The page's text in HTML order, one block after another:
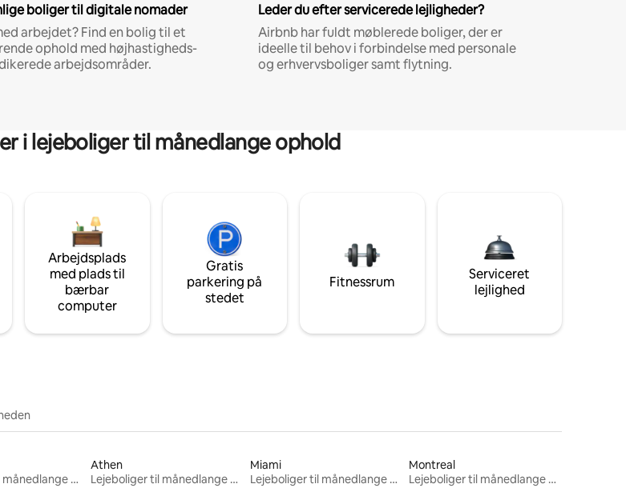
boliger til digitale nomader
arbejdet? Find en bolig til et
ophold med højhastigheds-
arbejdsområder.
Leder du efter servicerede lejligheder?
Airbnb har fuldt møblerede boliger, der er
ideelle til behov i forbindelse med personale
og erhvervsboliger samt flytning.
i lejeboliger til månedlange ophold
Arbejdsplads
med plads til
bærbar
computer
Gratis
parkering på
stedet
Fitnessrum
Serviceret
lejlighed
Lejeboliger til månedlange ophold
Athen
Lejeboliger til månedlange ophold
Miami
Lejeboliger til månedlange ophold
Montreal
Lejeboliger til månedlange ophold